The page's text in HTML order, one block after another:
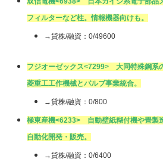
フィルターなど柱。情報機器向けも。
→貸株/融資：0/49600
フジオーゼックス<7299> 大同特殊鋼系
菱重工工作機械とバルブ事業統合。
→貸株/融資：0/800
極東産機<6233> 自動壁紙糊付機や畳製
自動化開発・販売。
→貸株/融資：0/6400